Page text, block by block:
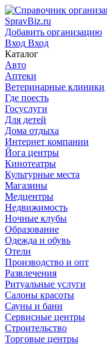
SpravBiz.ru
Добавить организацию
Вход Вход
Каталог
Авто
Аптеки
Ветеринарные клиники
Где поесть
Госуслуги
Для детей
Дома отдыха
Интернет компании
Йога центры
Кинотеатры
Культурные места
Магазины
Медцентры
Недвижимость
Ночные клубы
Образование
Одежда и обувь
Отели
Производство и опт
Развлечения
Ритуальные услуги
Салоны красоты
Сауны и бани
Сервисные центры
Строительство
Торговые центры